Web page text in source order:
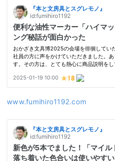
www.fumihiro1192.com